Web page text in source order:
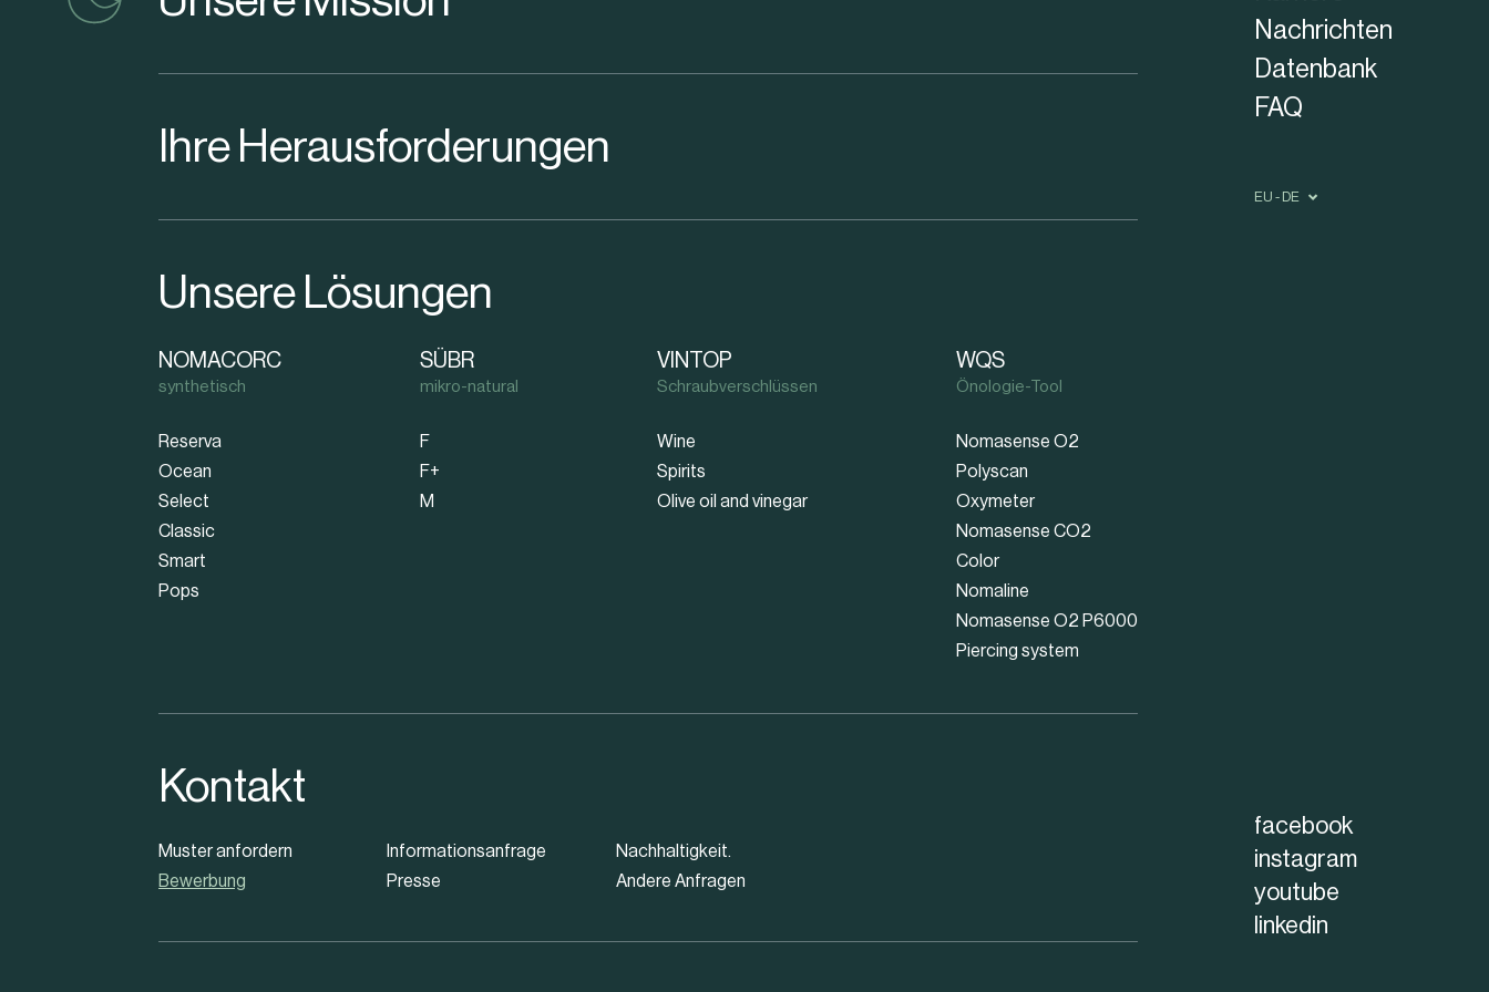
Ihre Herausforderungen
Unsere Lösungen
NOMACORC
synthetisch
Reserva
Ocean
Select
Classic
Smart
Pops
SÜBR
mikro-natural
F
F+
M
VINTOP
Schraubverschlüssen
Wine
Spirits
Olive oil and vinegar
WQS
Önologie-Tool
Nomasense O2
Polyscan
Oxymeter
Nomasense CO2
Color
Nomaline
Nomasense O2 P6000
Piercing system
Kontakt
Muster anfordern Informationsanfrage
Nachhaltigkeit.
Bewerbung
Presse Andere Anfragen
Nachrichten
Datenbank
FAQ
EU - DE
facebook
instagram
youtube
linkedin